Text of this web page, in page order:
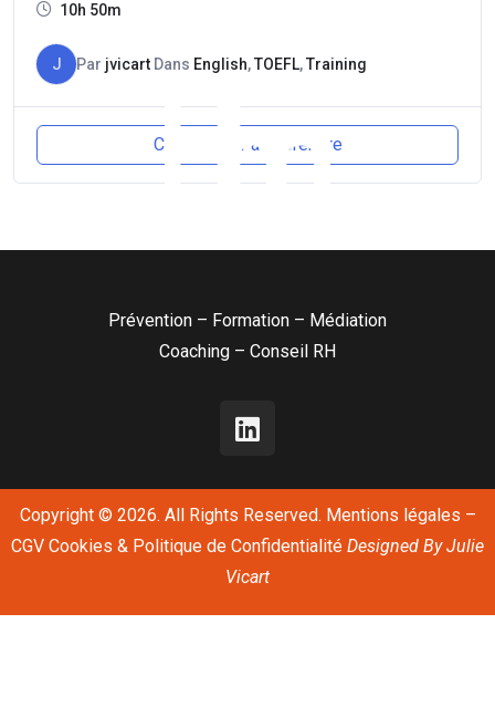
10h 50m
J Par jvicart Dans English,TOEFL,Training
Commencer à apprendre
Prévention – Formation – Médiation
Coaching – Conseil RH
Copyright © 2026. All Rights Reserved. Mentions légales –
CGV Cookies & Politique de Confidentialité Designed ByJulie
Vicart